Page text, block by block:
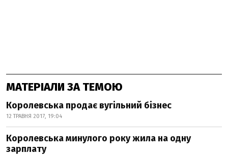
МАТЕРІАЛИ ЗА ТЕМОЮ
Королевська продає вугільний бізнес
12 ТРАВНЯ 2017, 19:04
Королевська минулого року жила на одну
зарплату